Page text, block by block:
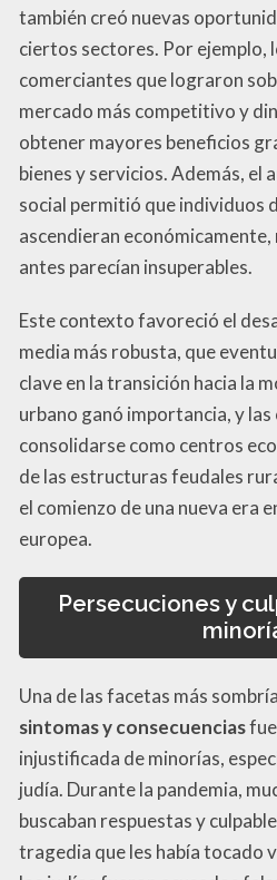
también creó nuevas
ciertos sectores. Por ejemplo,
comerciantes que lograron
mercado más competitivo y
obtener mayores beneficios
bienes y servicios. Además, el
social permitió que individuos
ascendieran
antes parecían insuperables.
Este contexto favoreció el
media más robusta, que
clave en la transición hacia la
urbano ganó importancia, y
consolidarse como centros
de las estructuras feudales
el comienzo de una nueva era
europea.
Persecuciones y
Una de las facetas más
sintomas y consecuencias
injustificada de minorías,
judía. Durante la pandemia,
buscaban respuestas y
tragedia que les había tocado